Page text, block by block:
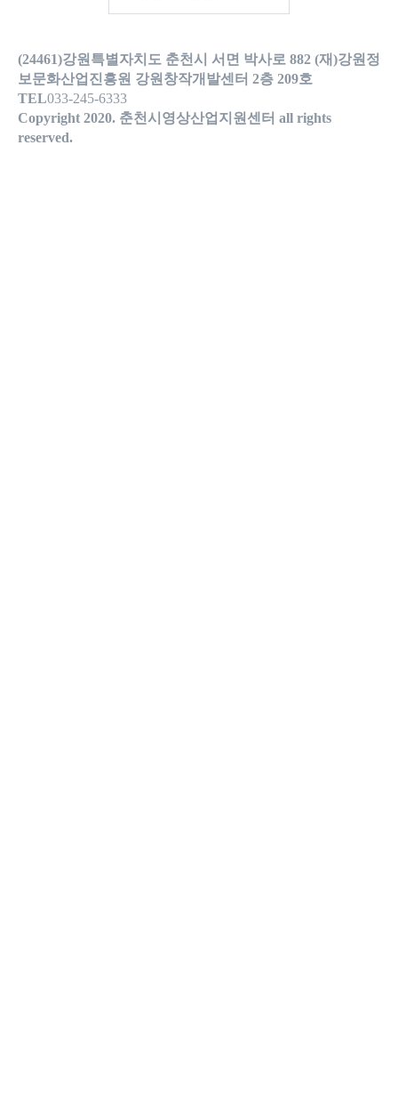
강원메타버스지원센
터
강원콘텐츠코리아랩
(24461)강원특별자치도 춘천시 서면 박사로 882 (재)강원정
보문화산업진흥원 강원창작개발센터 2층 209호
TEL033-245-6333
Copyright 2020. 춘천시영상산업지원센터 all rights
reserved.